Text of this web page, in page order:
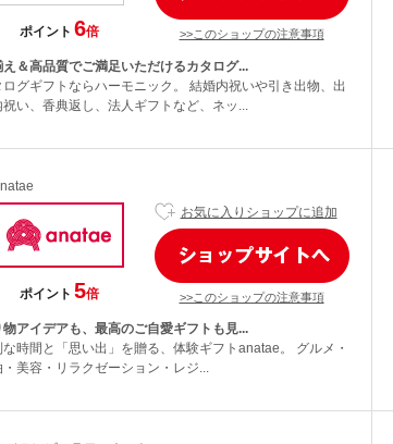
ポイント 6倍 >>このショップの注意事項
え＆高品質でご満足いただけるカタログ...
ログギフトならハーモニック。 結婚内祝いや引き出物、出
祝い、香典返し、法人ギフトなど、ネッ...
ポイント 5倍
お気に入りショップに追加
>>このショップの注意事項
物アイデアも、最高のご自愛ギフトも見...
な時間と「思い出」を贈る、体験ギフトanatae。 グルメ・
・美容・リラクゼーション・レジ...